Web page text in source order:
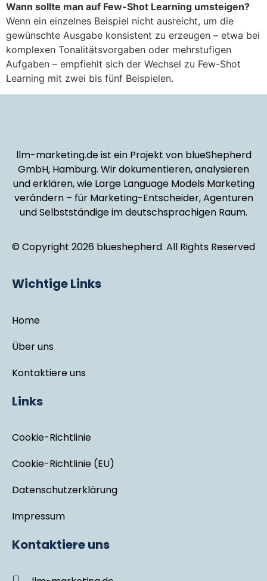
Wann sollte man auf Few-Shot Learning umsteigen?
Wenn ein einzelnes Beispiel nicht ausreicht, um die
gewünschte Ausgabe konsistent zu erzeugen – etwa bei
komplexen Tonalitätsvorgaben oder mehrstufigen
Aufgaben – empfiehlt sich der Wechsel zu Few-Shot
Learning mit zwei bis fünf Beispielen.
llm-marketing.de ist ein Projekt von blueShepherd
GmbH, Hamburg. Wir dokumentieren, analysieren
und erklären, wie Large Language Models Marketing
verändern – für Marketing-Entscheider, Agenturen
und Selbstständige im deutschsprachigen Raum.
© Copyright 2026 blueshepherd. All Rights Reserved
Wichtige Links
Home
Über uns
Kontaktiere uns
Links
Cookie-Richtlinie
Cookie-Richtlinie (EU)
Datenschutzerklärung
Impressum
Kontaktiere uns